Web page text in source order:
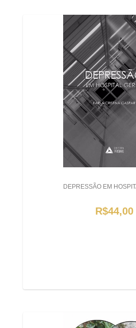
DEPRESSÃO EM
R$44,00